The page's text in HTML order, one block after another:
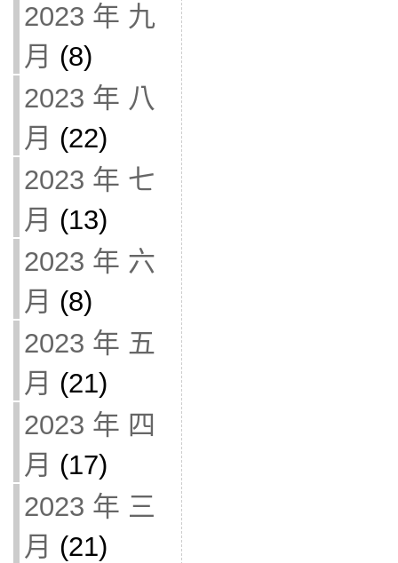
2023 年 九
月 (8)
2023 年 八
月 (22)
2023 年 七
月 (13)
2023 年 六
月 (8)
2023 年 五
月 (21)
2023 年 四
月 (17)
2023 年 三
月 (21)